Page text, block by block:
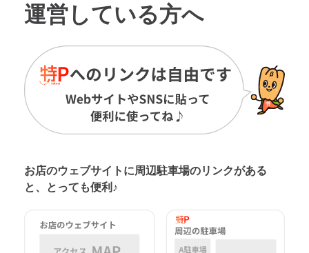
運営している方へ
お店のウェブサイトに周辺駐車場のリンクがある
と、とっても便利♪